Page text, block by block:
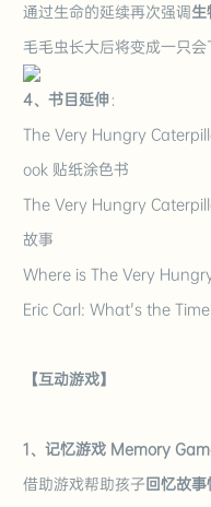
通过生命的延续再次强调生
毛毛虫长大后将变成一只会
4、书目延伸 ：
The Very Hungry
ook 贴纸涂色书
The Very Hungry
故事
Where is The Very
Eric Carl: What's the
【互动游戏】
1、记忆游戏 Memory
借助游戏帮助孩子回忆故事